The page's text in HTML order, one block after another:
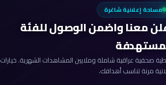
مساحة إعلانية شاغرة
معنا واضمن الوصول للفئة
صحفية عراقية شاملة وملايين المشاهدات الشهرية. خيارات
مرنة تناسب أهدافك.